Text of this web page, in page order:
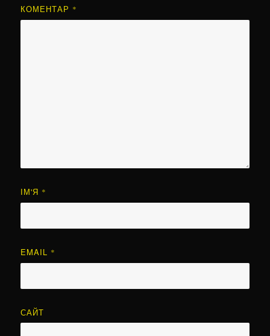
КОМЕНТАР *
ІМ'Я *
EMAIL *
САЙТ